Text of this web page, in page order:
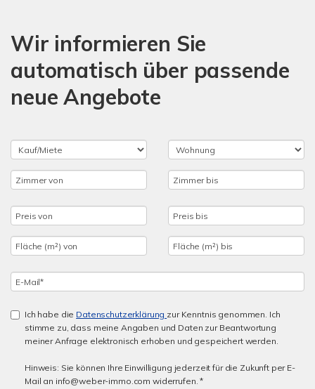
Wir informieren Sie
automatisch über passende
neue Angebote
Ich habe die Datenschutzerklärung zur Kenntnis genommen. Ich
stimme zu, dass meine Angaben und Daten zur Beantwortung
meiner Anfrage elektronisch erhoben und gespeichert werden.
Hinweis: Sie können Ihre Einwilligung jederzeit für die Zukunft per E-
Mail an info@weber-immo.com widerrufen. *